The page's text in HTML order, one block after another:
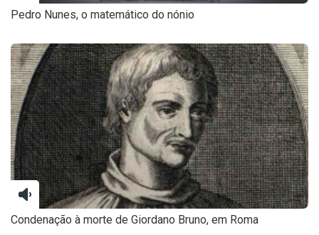
Pedro Nunes, o matemático do nónio
Condenação à morte de Giordano Bruno, em Roma